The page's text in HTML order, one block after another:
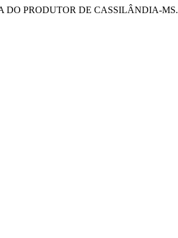
DO PRODUTOR DE CASSILÂNDIA-MS.